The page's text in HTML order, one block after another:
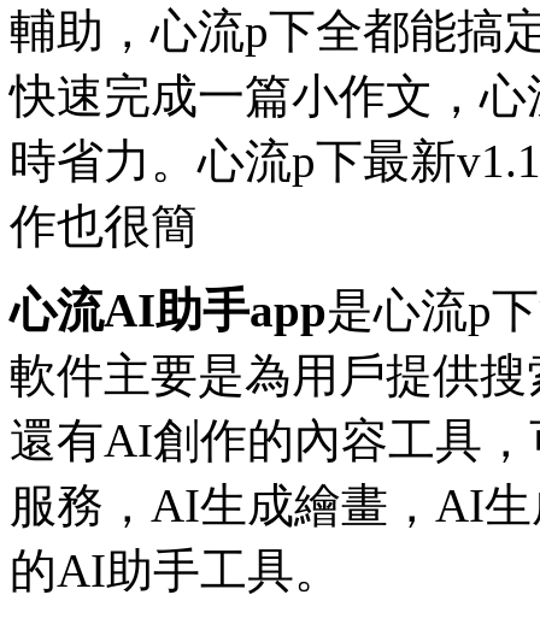
輔助，心流p下全都能搞
快速完成一篇小作文，
時省力。心流p下最新
作也很簡
心流AI助手app是心流p
軟件主要是為用戶提供
還有AI創作的內容工具
服務，AI生成繪畫，AI
的AI助手工具。